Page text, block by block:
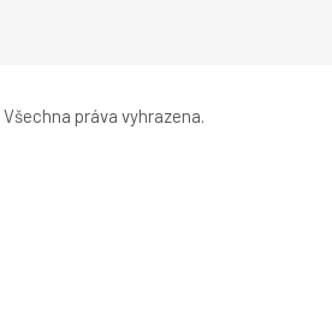
Všechna práva vyhrazena.